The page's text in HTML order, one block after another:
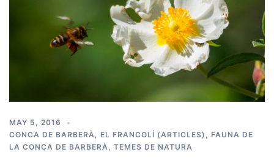
MAY 5, 2016
CONCA DE BARBERÀ, EL FRANCOLÍ (ARTICLES) , FAUNA DE
LA CONCA DE BARBERÀ, TEMES DE NATURA